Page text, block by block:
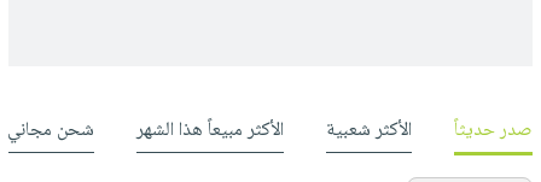
صدر حديثاً الأكثر شعبية الأكثر مبيعاً هذا الشهر شحن مجاني